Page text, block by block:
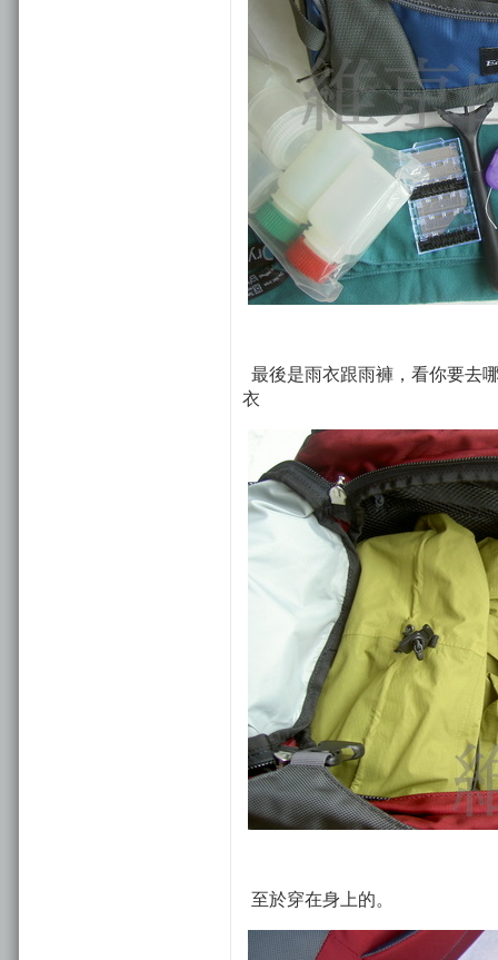
最後是雨衣跟雨褲，看你要去
衣
至於穿在身上的。